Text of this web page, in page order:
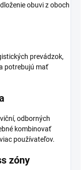
obuvi z oboch
prevádzok,
potrebujú mať
odborných
kombinovať
používateľov.
zóny